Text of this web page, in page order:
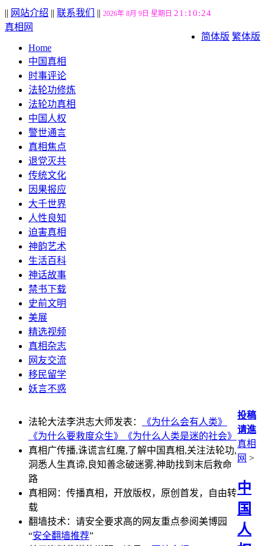
|| 网站介绍 || 联系我们 || 2026年 8月 9日 星期日 21:10:24
简体版 繁体版
真相网
Home
中国真相
时事评论
法轮功修炼
法轮功真相
中国人权
警世通言
真相焦点
退党灭共
传统文化
因果报应
大千世界
人性良知
迫害真相
神韵艺术
生活百科
神话故事
禁书下载
史前文明
美展
精选视频
真相杂志
网友交流
移民留学
妖言不惑
法轮大法李洪志大师发表：
《为什么会有人类》
《为什么要救度众生》
《为什么人类是迷的社会》
真相广传播,诛谎言红魔,了解中国真相,关注法轮功,
洞悉人生真谛,良知善念破迷雾,神助找到末后救命
路
真相网：传播真相，开放版权，原创首发，自由转
载
翻墙技术：请安全要求高的网友重点参阅美博园
“安全翻墙推荐”
投稿
请進
真相
网 >
中
国
人